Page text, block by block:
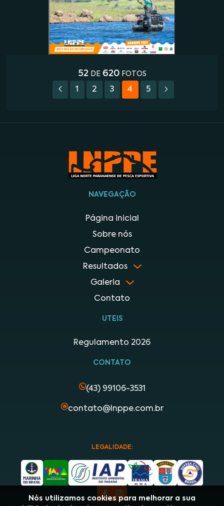
52 DE620 FOTOS
1 2 3 4 5
NAVEGAÇÃO
Página inicial
Sobre nós
Campeonato
Resultados
Galeria
Contato
UTEIS
Regulamento 2026
CONTATO
(43) 99106-3531
contato@lnppe.com.br
LEGALIDADE:
Nós utilizamos cookies para melhorar a sua